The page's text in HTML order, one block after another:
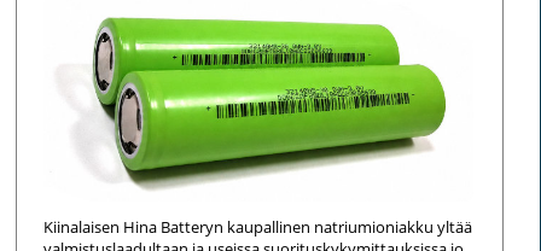
Kiinalaisen Hina Batteryn kaupallinen natriumioniakku yltää